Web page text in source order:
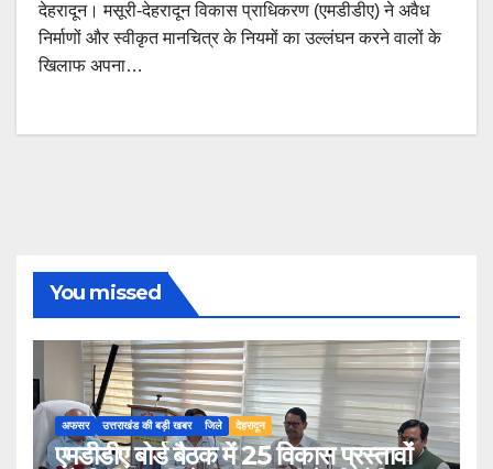
देहरादून। मसूरी-देहरादून विकास प्राधिकरण (एमडीडीए) ने अवैध
निर्माणों और स्वीकृत मानचित्र के नियमों का उल्लंघन करने वालों के
खिलाफ अपना…
You missed
अफसर उत्तराखंड की बड़ी खबर जिले देहरादून
एमडीडीए बोर्ड बैठक में 25 विकास प्रस्तावों